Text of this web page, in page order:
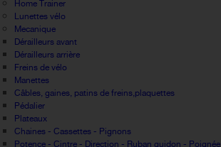
Home Trainer
Lunettes vélo
Mecanique
Dérailleurs avant
Dérailleurs arrière
Freins de vélo
Manettes
Câbles, gaines, patins de freins,plaquettes
Pédalier
Plateaux
Chaines - Cassettes - Pignons
Potence - Cintre - Direction - Ruban guidon - Poignée